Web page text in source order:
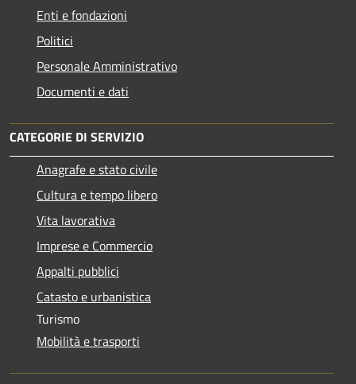
Enti e fondazioni
Politici
Personale Amministrativo
Documenti e dati
CATEGORIE DI SERVIZIO
Anagrafe e stato civile
Cultura e tempo libero
Vita lavorativa
Imprese e Commercio
Appalti pubblici
Catasto e urbanistica
Turismo
Mobilità e trasporti